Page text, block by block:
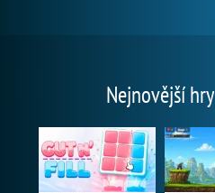
Nejnovější hry